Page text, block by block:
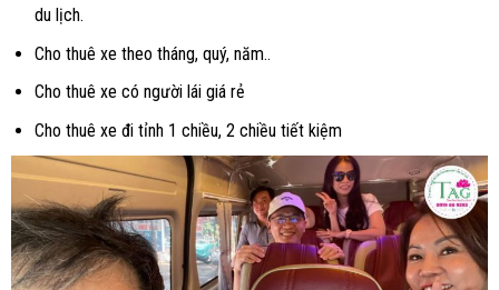
du lịch.
Cho thuê xe theo tháng, quý, năm..
Cho thuê xe có người lái giá rẻ
Cho thuê xe đi tỉnh 1 chiều, 2 chiều tiết kiệm